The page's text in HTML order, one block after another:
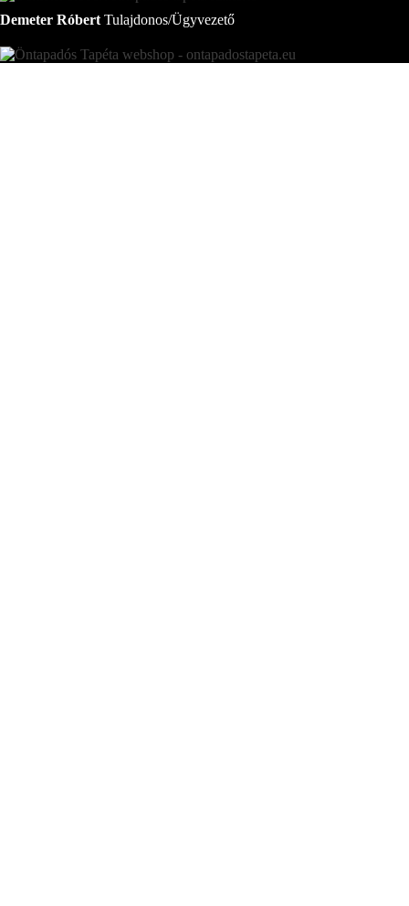
Demeter Róbert Tulajdonos/Ügyvezető